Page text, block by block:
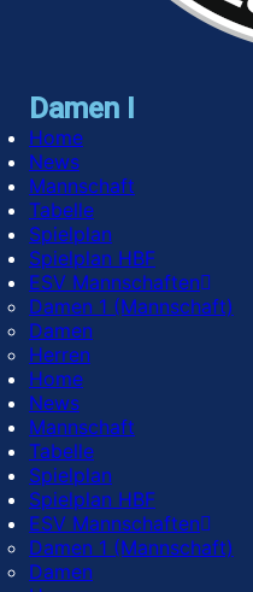
Damen I
Home
News
Mannschaft
Tabelle
Spielplan
Spielplan HBF
ESV Mannschaften
Damen 1 (Mannschaft)
Damen
Herren
Home
News
Mannschaft
Tabelle
Spielplan
Spielplan HBF
ESV Mannschaften
Damen 1 (Mannschaft)
Damen